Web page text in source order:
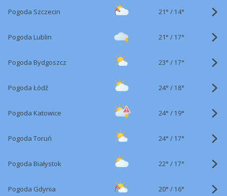
Pogoda Szczecin 21° / 14°
Pogoda Lublin 21° / 17°
Pogoda Bydgoszcz 23° / 17°
Pogoda Łódź 24° / 18°
Pogoda Katowice 24° / 19°
Pogoda Toruń 24° / 17°
Pogoda Białystok 22° / 17°
Pogoda Gdynia 20° / 16°